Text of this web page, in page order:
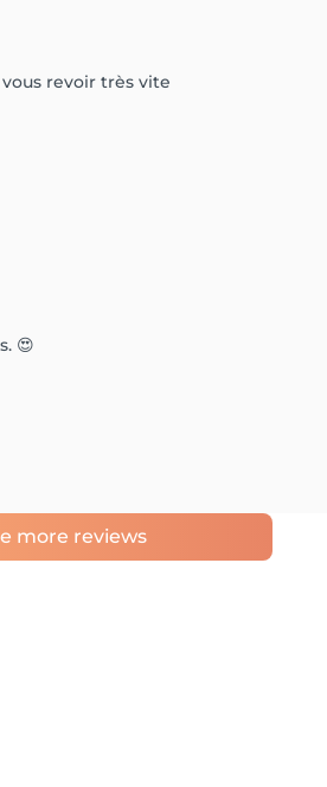
revoir très vite
😍
more reviews